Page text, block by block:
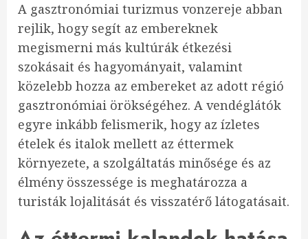
A gasztronómiai turizmus vonzereje abban
rejlik, hogy segít az embereknek
megismerni más kultúrák étkezési
szokásait és hagyományait, valamint
közelebb hozza az embereket az adott régió
gasztronómiai örökségéhez. A vendéglátók
egyre inkább felismerik, hogy az ízletes
ételek és italok mellett az éttermek
környezete, a szolgáltatás minősége és az
élmény összessége is meghatározza a
turisták lojalitását és visszatérő látogatásait.